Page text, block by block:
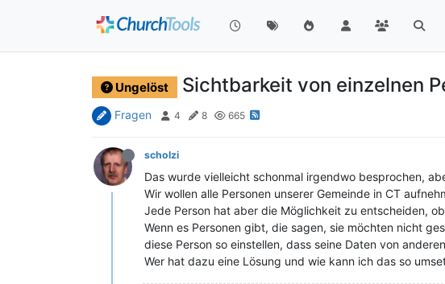
Ungelöst Sichtbarkeit von einzelnen
Fragen 4 8 665
scholzi
Das wurde vielleicht schonmal irgendwo besprochen,
Wir wollen alle Personen unserer Gemeinde in CT
Jede Person hat aber die Möglichkeit zu entscheiden,
Wenn es Personen gibt, die sagen, sie möchten nicht
diese Person so einstellen, dass seine Daten von
Wer hat dazu eine Lösung und wie kann ich das so